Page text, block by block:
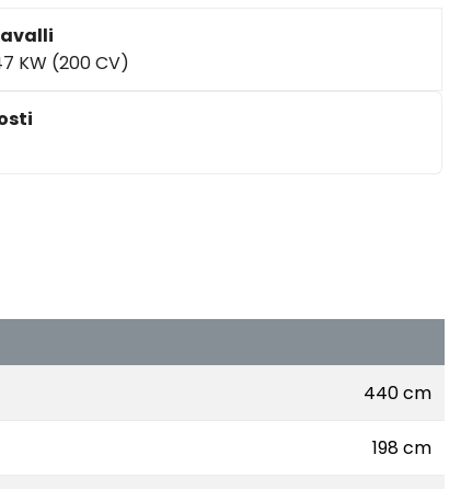
KW (200 CV)
440 cm
198 cm